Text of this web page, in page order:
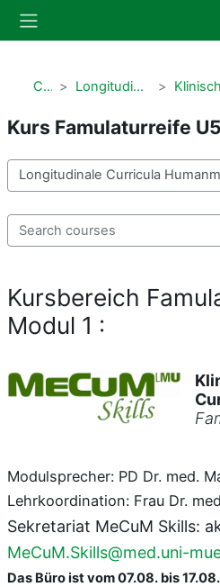
Side panel
Courses Longitudinale Curricula Humanmedizin
Kurs Famulaturreife U5
Course categories
Search courses
Kursbereich
Modul 1 :
Modulsprecher: PD Dr. med.
Lehrkoordination: Frau Dr.
Sekretariat MeCuM Skills:
MeCuM.Skills@med.uni-
Das Büro ist vom 07.08. bis